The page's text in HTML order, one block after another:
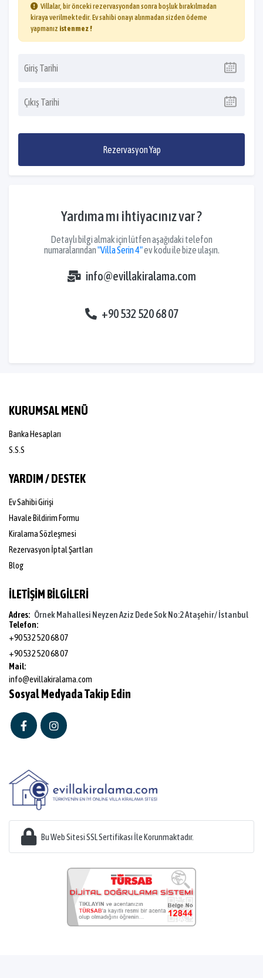
Villalar, bir önceki rezervasyondan sonra boşluk bırakılmadan
kiraya verilmektedir. Ev sahibi onayı alınmadan sizden ödeme
yapmanız istenmez !
Rezervasyon Yap
Yardıma mı ihtiyacınız var ?
Detaylı bilgi almak için lütfen aşağıdaki telefon
numaralarından"Villa Serin 4"ev kodu ile bize ulaşın.
info@evillakiralama.com
+90 532 520 68 07
KURUMSAL MENÜ
Banka Hesapları
S.S.S
YARDIM / DESTEK
Ev Sahibi Girişi
Havale Bildirim Formu
Kiralama Sözleşmesi
Rezervasyon İptal Şartları
Blog
İLETİŞİM BİLGİLERİ
Adres: Örnek Mahallesi Neyzen Aziz Dede Sok No:2 Ataşehir/ İstanbul
Telefon:
+90 532 520 68 07
+90 532 520 68 07
Mail:
info@evillakiralama.com
Sosyal Medyada Takip Edin
Bu Web Sitesi SSL Sertifikası İle Korunmaktadır.